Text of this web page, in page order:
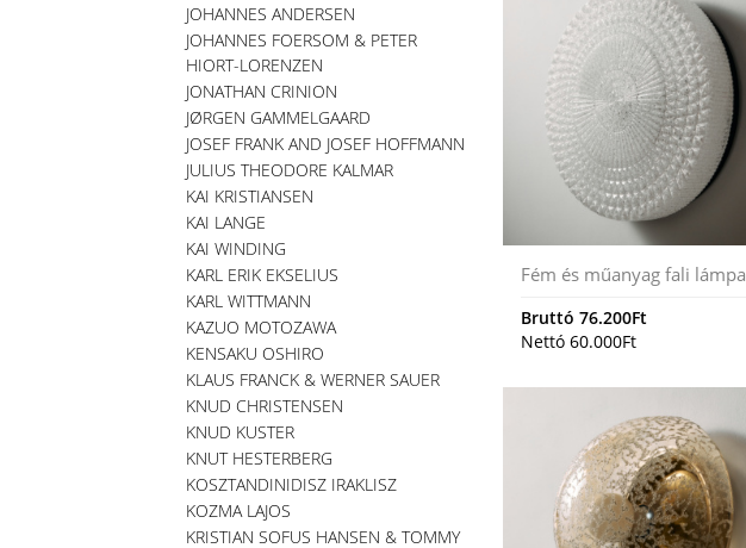
JOHANNES ANDERSEN
JOHANNES FOERSOM & PETER
HIORT-LORENZEN
JONATHAN CRINION
JØRGEN GAMMELGAARD
JOSEF FRANK AND JOSEF HOFFMANN
JULIUS THEODORE KALMAR
KAI KRISTIANSEN
KAI LANGE
KAI WINDING
KARL ERIK EKSELIUS
KARL WITTMANN
KAZUO MOTOZAWA
KENSAKU OSHIRO
KLAUS FRANCK & WERNER SAUER
KNUD CHRISTENSEN
KNUD KUSTER
KNUT HESTERBERG
KOSZTANDINIDISZ IRAKLISZ
KOZMA LAJOS
KRISTIAN SOFUS HANSEN & TOMMY
Fém és műanyag fali lámpa
Bruttó 76.200Ft
Nettó 60.000Ft